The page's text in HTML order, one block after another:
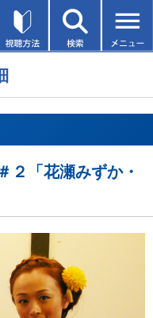
２「花瀬みずか・